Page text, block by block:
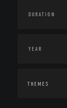
THEMES